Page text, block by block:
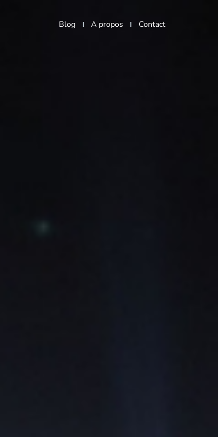
Blog A propos Contact